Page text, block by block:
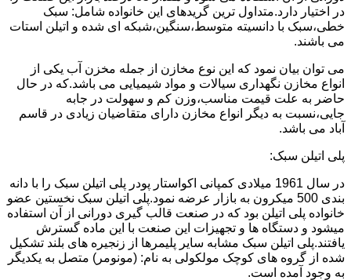
در اختیار دارد.متداول ترین گریدهای این خانواده شامل: سبک
خطی،سبک با دانسیته متوسط،سنگین،شبکه ای شده و اتیلن استات
می باشند.
می توان بیان نمود که این نوع مخازن از جمله مخزن آب یکی از
انواع مخازن نگهداری سیالات و مواد شیمیایی می باشد.که در حال
حاضر به علت قیمت مناسب،وزن کم و سهولت در جابه
جایی،نسبت به دیگر انواع مخازن دارای متقاضیان زیادی در قاسم
آباد می باشد.
پلی اتیلن سبک:
در سال 1961 میلادی کمپانی اکواستار پودر پلی اتیلن سبک را با دانه
بندی 500 میکرون به بازار عرضه نمود.پلی اتیلن سبک نخستین عضو
خانواده پلی اتیلن بود که در صنعت قالب گیری دورانی از آن استفاده
میشود و دستگاه ها و تجهیزات این صنعت با این ماده گسترش
یافتند.پلی اتیلن سبک مشابه سایر پلیمرها از زنجیره های بلند تشکیل
شده از گروه های کوچک مولکولی به نام: (مونومر) متصل به یکدیگر
به وجود آمده است.